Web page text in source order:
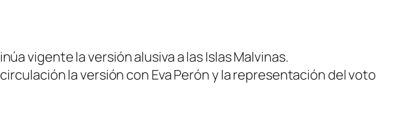
vigente la versión alusiva a las Islas Malvinas.
la versión con Eva Perón y la representación del voto